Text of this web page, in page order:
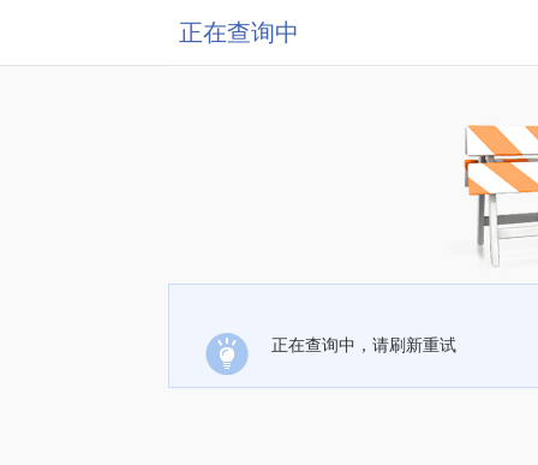
正在查询中
正在查询中，请刷新重试